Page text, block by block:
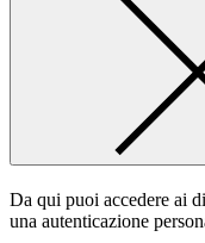
Da qui puoi accedere ai
una autenticazione